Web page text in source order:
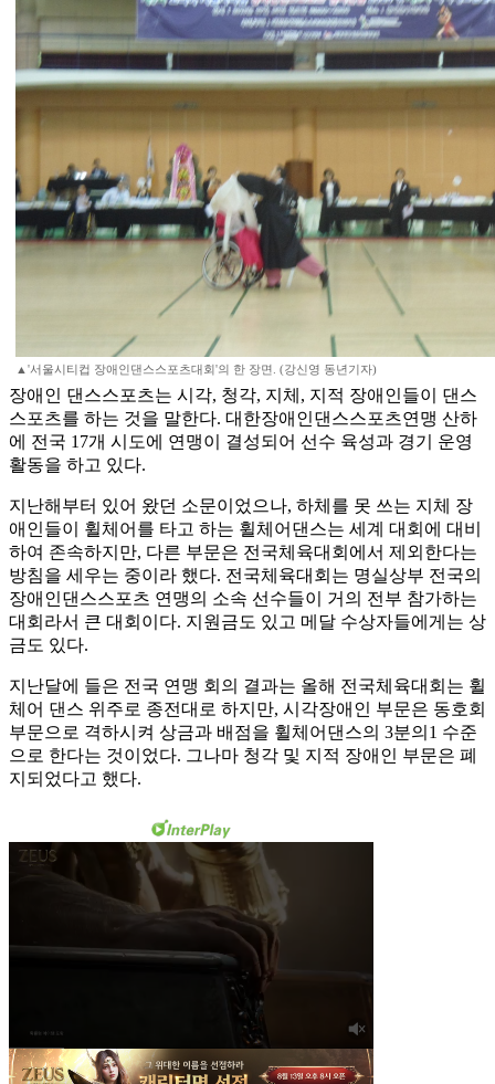
▲'서울시티컵 장애인댄스스포츠대회'의 한 장면. (강신영 동년기자)
장애인 댄스스포츠는 시각, 청각, 지체, 지적 장애인들이 댄스
스포츠를 하는 것을 말한다. 대한장애인댄스스포츠연맹 산하
에 전국 17개 시도에 연맹이 결성되어 선수 육성과 경기 운영
활동을 하고 있다.
지난해부터 있어 왔던 소문이었으나, 하체를 못 쓰는 지체 장
애인들이 휠체어를 타고 하는 휠체어댄스는 세계 대회에 대비
하여 존속하지만, 다른 부문은 전국체육대회에서 제외한다는
방침을 세우는 중이라 했다. 전국체육대회는 명실상부 전국의
장애인댄스스포츠 연맹의 소속 선수들이 거의 전부 참가하는
대회라서 큰 대회이다. 지원금도 있고 메달 수상자들에게는 상
금도 있다.
지난달에 들은 전국 연맹 회의 결과는 올해 전국체육대회는 휠
체어 댄스 위주로 종전대로 하지만, 시각장애인 부문은 동호회
부문으로 격하시켜 상금과 배점을 휠체어댄스의 3분의1 수준
으로 한다는 것이었다. 그나마 청각 및 지적 장애인 부문은 폐
지되었다고 했다.